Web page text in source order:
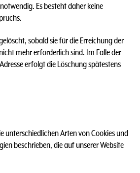
Es besteht daher keine
sobald sie für die Erreichung der
mehr erforderlich sind. Im Falle der
erfolgt die Löschung spätestens
unterschiedlichen Arten von Cookies und
beschrieben, die auf unserer Website